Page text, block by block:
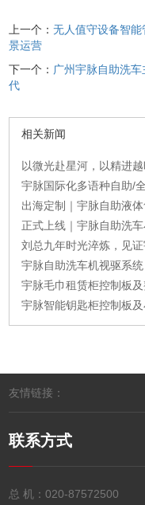
上一个：无人值守设备智
景运营
下一个： 广州宇脉自助洗
代
相关新闻
以微光赴星河，以精进越
宇脉国际化多语种自助/
出海定制｜宇脉自助液
正式上线｜宇脉自助洗车
刘总九年时光淬炼，见
宇脉自助洗车机视驱系统
宇脉毛巾租赁柜控制板及
宇脉智能钥匙柜控制板及
友情链接：
联系方式
总 机：020-87572500